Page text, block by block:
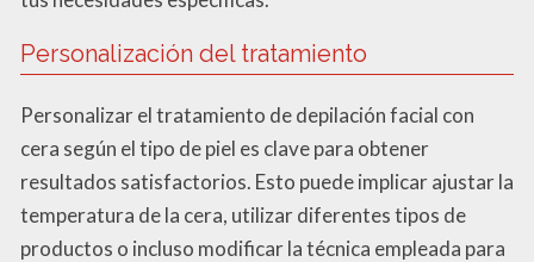
Personalización del tratamiento
Personalizar el tratamiento de depilación facial con
cera según el tipo de piel es clave para obtener
resultados satisfactorios. Esto puede implicar ajustar la
temperatura de la cera, utilizar diferentes tipos de
productos o incluso modificar la técnica empleada para